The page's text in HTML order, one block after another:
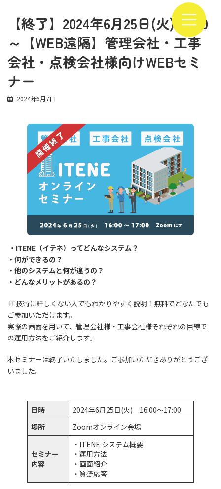
【終了】2024年6月25日(火) 16:00
～【WEB遠隔】管理会社・工事
会社・点検会社様向けWEBセミ
ナー
2024年6月7日
・ITENE（イテネ）ってどんなシステム？
・何ができるの？
・他のシステムと何が違うの？
・どんなメリットがあるの？
IT技術に詳しくない人でもわかりやすく説明！無料でどなたでも
ご参加いただけます。
実際の画面を用いて、管理会社様・工事会社様それぞれの目線で
の運用方法をご紹介します。
本セミナーは終了いたしました。ご参加いただきありがとうござ
いました。
日時
2024年6月25日(火) 16:00～17:00
場所
Zoomオンライン会場
セミナー
内容
・ITENE システム概要
・運用方法
・画面紹介
・質疑応答